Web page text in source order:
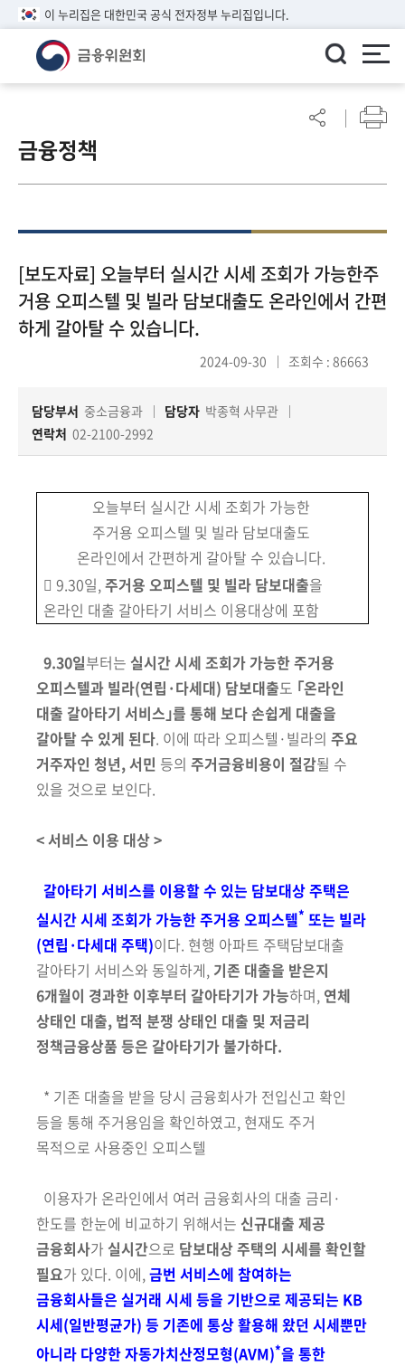
이 누리집은 대한민국 공식 전자정부 누리집입니다.
린
이알
참
여
마
당
금융정책
[보도자료] 오늘부터 실시간 시세 조회가 가능한주
거용 오피스텔 및 빌라 담보대출도 온라인에서 간편
하게 갈아탈 수 있습니다.
2024-09-30 조회수 : 86663
담당부서 중소금융과 담당자 박종혁 사무관
연락처 02-2100-2992
오늘부터 실시간 시세 조회가 가능한
주거용 오피스텔 및 빌라 담보대출도
온라인에서 간편하게 갈아탈 수 있습니다.
 9.30일,주거용 오피스텔 및 빌라 담보대출을
온라인 대출 갈아타기 서비스 이용대상에 포함
9.30일부터는 실시간 시세 조회가 가능한 주거용
오피스텔과 빌라(연립·다세대) 담보대출도 ｢온라인
대출 갈아타기 서비스｣를 통해 보다손쉽게 대출을
갈아탈 수 있게 된다. 이에 따라 오피스텔·빌라의 주요
거주자인 청년, 서민 등의 주거금융비용이 절감될 수
있을 것으로 보인다.
< 서비스 이용 대상 >
갈아타기 서비스를 이용할 수 있는 담보대상 주택은
실시간 시세 조회가가능한 주거용 오피스텔* 또는 빌라
(연립·다세대 주택)이다. 현행 아파트 주택담보대출
갈아타기 서비스와 동일하게, 기존 대출을 받은지
6개월이 경과한 이후부터 갈아타기가 가능하며, 연체
상태인 대출, 법적 분쟁 상태인 대출 및 저금리
정책금융상품 등은 갈아타기가 불가하다.
* 기존 대출을 받을 당시 금융회사가 전입신고 확인
등을 통해 주거용임을 확인하였고, 현재도 주거
목적으로 사용중인 오피스텔
이용자가 온라인에서 여러 금융회사의 대출 금리·
한도를 한눈에 비교하기 위해서는 신규대출 제공
금융회사가 실시간으로 담보대상 주택의 시세를 확인할
필요가 있다. 이에,금번 서비스에 참여하는
금융회사들은 실거래 시세 등을 기반으로 제공되는 KB
시세(일반평균가) 등 기존에 통상 활용해 왔던 시세뿐만
아니라 다양한 자동가치산정모형(AVM)*을 통한